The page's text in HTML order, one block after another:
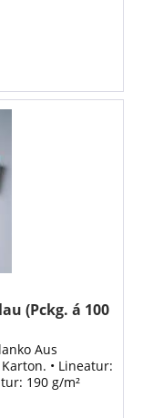
(Pckg. á 100
Aus
• Lineatur:
190 g/m²